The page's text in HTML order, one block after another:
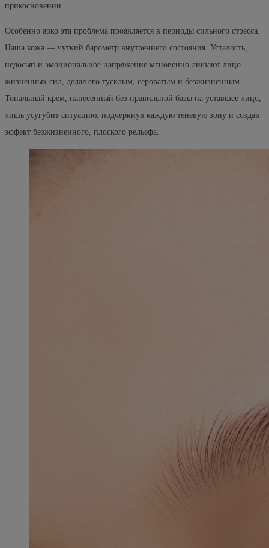
прикосновении.
Особенно ярко эта проблема проявляется в периоды сильного стресса.
Наша кожа — чуткий барометр внутреннего состояния. Усталость,
недосып и эмоциональное напряжение мгновенно лишают лицо
жизненных сил, делая его тусклым, сероватым и безжизненным.
Тональный крем, нанесенный без правильной базы на уставшее лицо,
лишь усугубит ситуацию, подчеркнув каждую теневую зону и создав
эффект безжизненного, плоского рельефа.